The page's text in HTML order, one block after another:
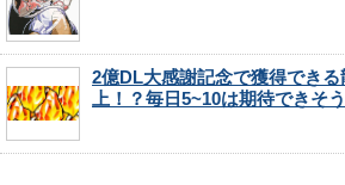
2億DL大感謝記念で獲得でき
上！？毎日5~10は期待できそ